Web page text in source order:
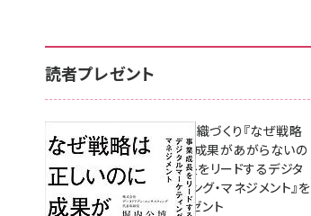
読者プレゼント
成果を生む組織づくり『なぜ戦略
は正しいのに成果があがらないの
か？ 事業成長をリードするデジタ
ルマーケティング・マネジメント』を
3名様にプレゼント